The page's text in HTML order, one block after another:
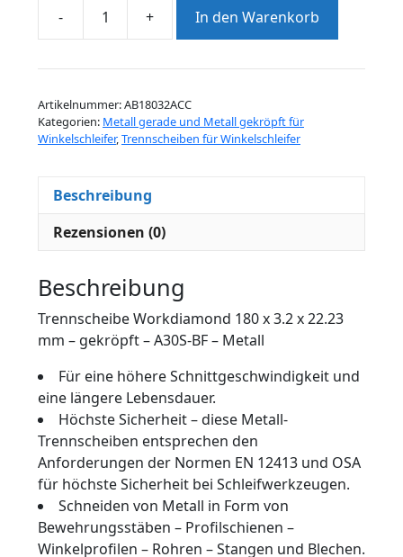
-
Trennscheibe
180
3.2
x
BF
-
Metall
Menge
+ In den Warenkorb
Artikelnummer:AB18032ACC
Kategorien: Metall gerade und Metall gekröpft für
Winkelschleifer,Trennscheiben für Winkelschleifer
Beschreibung
Rezensionen (0)
Beschreibung
Trennscheibe Workdiamond 180 x 3.2 x 22.23
mm – gekröpft – A30S-BF – Metall
Für eine höhere Schnittgeschwindigkeit und
eine längere Lebensdauer.
Höchste Sicherheit – diese Metall-
Trennscheiben entsprechen den
Anforderungen der Normen EN 12413 und OSA
für höchste Sicherheit bei Schleifwerkzeugen.
Schneiden von Metall in Form von
Bewehrungsstäben – Profilschienen –
Winkelprofilen – Rohren – Stangen und Blechen.